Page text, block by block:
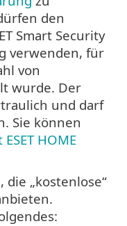
den
Smart Security
verwenden, für
von
wurde. Der
und darf
Sie können
HOME
„kostenlose“